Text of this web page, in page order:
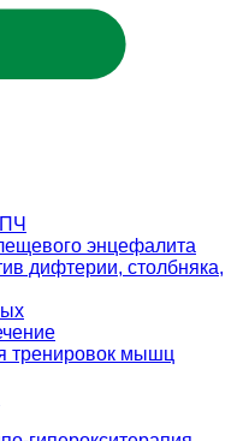
энцефалита
дифтерии, столбняка,
тренировок мышц